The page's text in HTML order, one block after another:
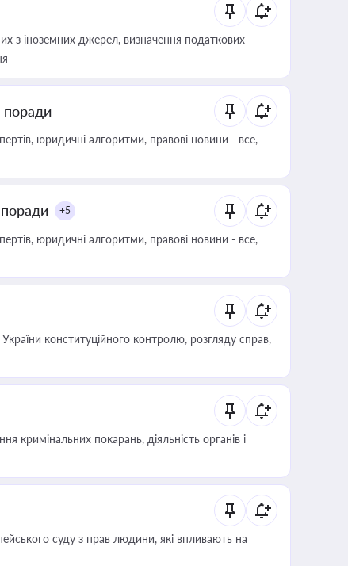
з іноземних джерел, визначення податкових
поради
юридичні алгоритми, правові новини - все,
+5
юридичні алгоритми, правові новини - все,
конституційного контролю, розгляду справ,
кримінальних покарань, діяльність органів і
суду з прав людини, які впливають на